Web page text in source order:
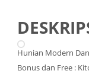
Hunian Modern
Bonus dan Free :